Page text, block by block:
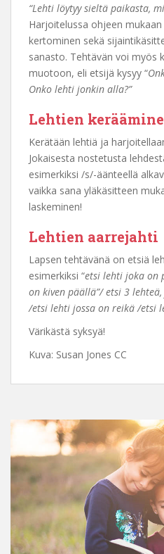
“Lehti löytyy sieltä paikasta,
Harjoitelussa ohjeen
kertominen sekä
sanasto. Tehtävän voi myös
muotoon, eli etsijä kysyy “
Onko lehti jonkin alla?”
Lehtien
Kerätään lehtiä ja
Jokaisesta nostetusta
esimerkiksi /s/-äänteellä
vaikka sana yläkäsitteen
laskeminen!
Lehtien aarrejahti
Lapsen tehtävänä on etsiä
esimerkiksi “etsi lehti joka on
on kiven päällä”/ etsi 3
/etsi lehti jossa on reikä /etsi
Värikästä syksyä!
Kuva: Susan Jones CC